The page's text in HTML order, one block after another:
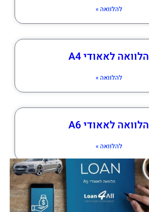
להלוואה »
הלוואה לאאודי A4
להלוואה »
הלוואה לאאודי A6
להלוואה »